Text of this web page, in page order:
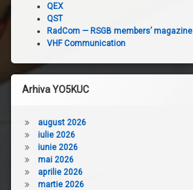
QEX
QST
RadCom — RSGB members’ magazine
VHF Communication
Arhiva YO5KUC
august 2026
iulie 2026
iunie 2026
mai 2026
aprilie 2026
martie 2026